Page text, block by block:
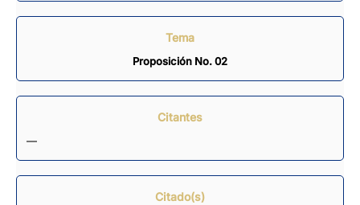
Tema
Proposición No. 02
Citantes
—
Citado(s)